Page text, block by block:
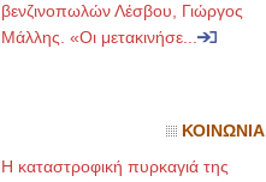
βενζινοπωλών Λέσβου, Γιώργος
Μάλλης. «Οι μετακινήσε...
ΚΟΙΝΩΝΙΑ
Η καταστροφική πυρκαγιά της